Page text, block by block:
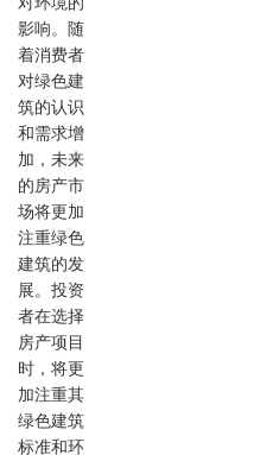
影响。随
着消费者
对绿色建
筑的认识
和需求增
加，未来
的房产市
场将更加
注重绿色
建筑的发
展。投资
者在选择
房产项目
时，将更
加注重其
绿色建筑
标准和环